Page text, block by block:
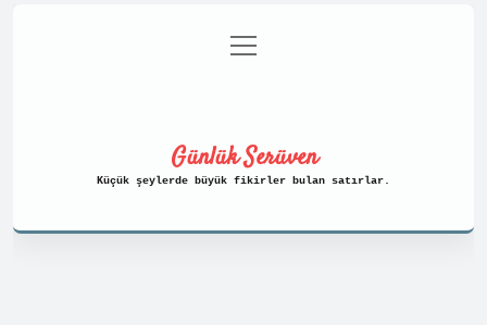
Gizlilik Politikası
menüyü
aç
Günlük Serüven
Küçük şeylerde büyük fikirler bulan satırlar.